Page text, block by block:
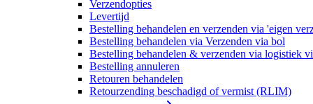
Verzendopties
Levertijd
Bestelling behandelen en verzenden via 'eigen
Bestelling behandelen via Verzenden via bol
Bestelling behandelen & verzenden via logistiek
Bestelling annuleren
Retouren behandelen
Retourzending beschadigd of vermist (RLIM)